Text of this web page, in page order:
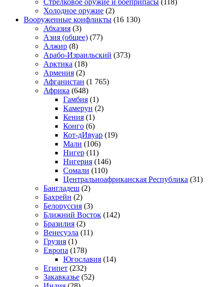
Стрелковое оружие и боеприпасы (118)
Холодное оружие (2)
Вооруженные конфликты (16 130)
Абхазия (3)
Азия (общее) (77)
Алжир (8)
Арабо-Израильский (373)
Арктика (18)
Армения (2)
Афганистан (1 765)
Африка (648)
Гамбия (1)
Камерун (2)
Кения (1)
Конго (6)
Кот-дИвуар (19)
Мали (106)
Нигер (11)
Нигерия (146)
Сомали (110)
Центральноафриканская Республика (31)
Бангладеш (2)
Бахрейн (2)
Белоруссия (3)
Ближний Восток (142)
Бразилия (2)
Венесуэла (11)
Грузия (1)
Европа (178)
Югославия (14)
Египет (232)
Закавказье (52)